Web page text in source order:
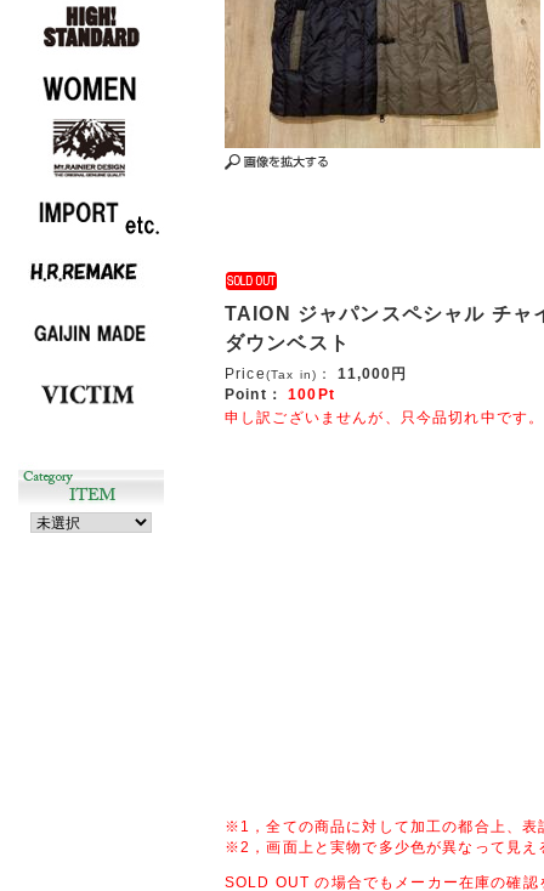
TAION ジャパンスペシャル チャ
ダウンベスト
Price(Tax in) ：11,000円
Point：
100Pt
申し訳ございませんが、只今品切れ中です。
※1，全ての商品に対して加工の都合上、表
※2，画面上と実物で多少色が異なって見え
SOLD OUT の場合でもメーカー在庫の確